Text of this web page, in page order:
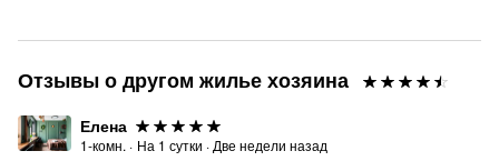
Отзывы о другом жилье хозяина
Елена
1-комн. · На 1 сутки · Две недели назад